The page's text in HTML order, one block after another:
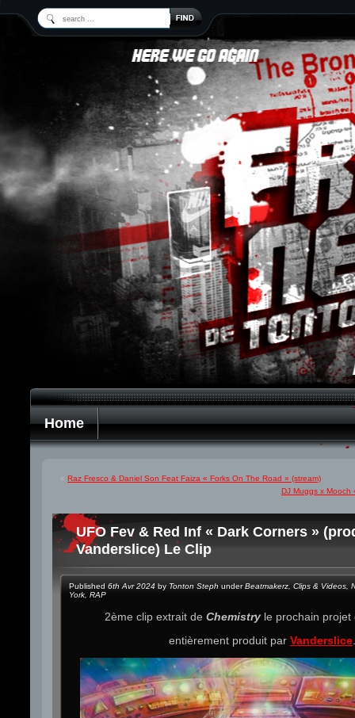
Home
« Raz Fresco & Daniel Son Feat Faiza « Forks On The Road » (stream)
DJ Muggs x Mooch
UFO Fev & Red Inf « Dark Corners »
Vanderslice) Le Clip
Published 6th Avr 2024 by Tonton Steph underBeatmakerz Clips & Videos
York RAP
2ème clip extrait de Chemistry le prochain
entièrement produit par Vanderslice